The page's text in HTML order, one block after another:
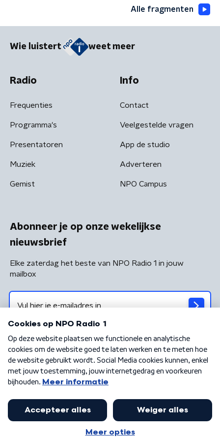
Alle fragmenten
Wie luistert weet meer
Radio
Frequenties
Programma's
Presentatoren
Muziek
Gemist
Info
Contact
Veelgestelde vragen
App de studio
Adverteren
NPO Campus
Abonneer je op onze wekelijkse
nieuwsbrief
Elke zaterdag het beste van NPO Radio 1 in jouw
mailbox
Algemene voorwaarden Privacybeleid